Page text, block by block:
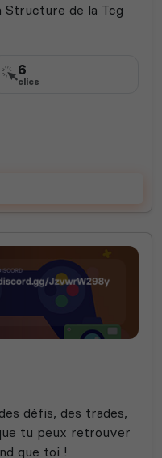
Structure de la Tcg
6
clics
défis, des trades,
tu peux retrouver
que toi !